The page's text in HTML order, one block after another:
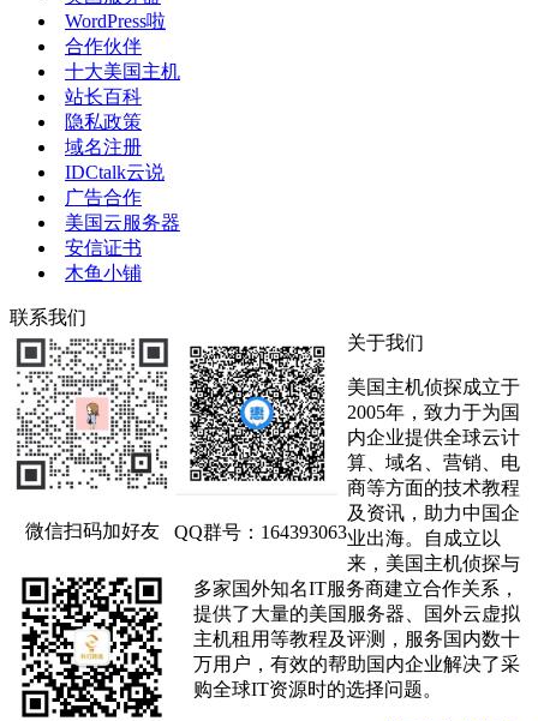
WordPress啦
合作伙伴
十大美国主机
站长百科
隐私政策
域名注册
IDCtalk云说
广告合作
美国云服务器
安信证书
木鱼小铺
联系我们
微信扫码加好友 QQ群号：164393063
关于我们
美国主机侦探成立于
2005年，致力于为国
内企业提供全球云计
算、域名、营销、电
商等方面的技术教程
及资讯，助力中国企
业出海。自成立以
来，美国主机侦探与
多家国外知名IT服务商建立合作关系，
提供了大量的美国服务器、国外云虚拟
主机租用等教程及评测，服务国内数十
万用户，有效的帮助国内企业解决了采
购全球IT资源时的选择问题。